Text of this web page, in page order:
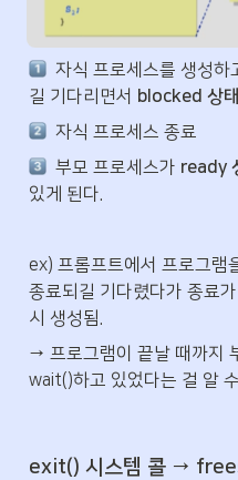
자식 프로세스를 생성하
길 기다리면서 blocked 상태
  자식 프로세스 종료
  부모 프로세스가
ready
있게 된다.
ex) 프롬프트에서 프로그램
종료되길 기다렸다가 종료
시 생성됨.
→ 프로그램이 끝날 때까지
wait()하고 있었다는 걸 알
exit() 시스템 콜 →